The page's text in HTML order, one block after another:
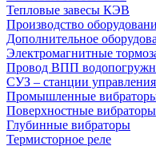
Тепловые завесы КЭВ
Производство
Дополнительное
Электромагнитные
Провод ВПП
СУЗ – станции
Промышленные
Поверхностные вибраторы
Глубинные вибраторы
Термисторное реле